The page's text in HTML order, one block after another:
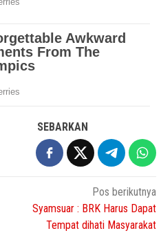
SEBARKAN
Pos berikutnya
Syamsuar : BRK Harus Dapat
Tempat dihati Masyarakat